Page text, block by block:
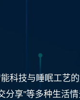
科技与睡眠工艺
分享”等多种生活